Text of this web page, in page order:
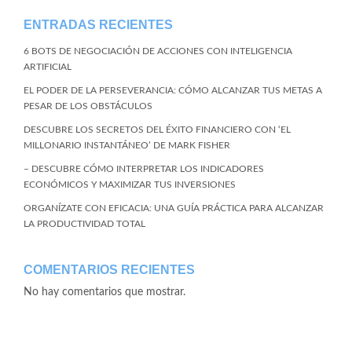
ENTRADAS RECIENTES
6 BOTS DE NEGOCIACIÓN DE ACCIONES CON INTELIGENCIA
ARTIFICIAL
EL PODER DE LA PERSEVERANCIA: CÓMO ALCANZAR TUS METAS A
PESAR DE LOS OBSTÁCULOS
DESCUBRE LOS SECRETOS DEL ÉXITO FINANCIERO CON ‘EL
MILLONARIO INSTANTÁNEO’ DE MARK FISHER
– DESCUBRE CÓMO INTERPRETAR LOS INDICADORES
ECONÓMICOS Y MAXIMIZAR TUS INVERSIONES
ORGANÍZATE CON EFICACIA: UNA GUÍA PRÁCTICA PARA ALCANZAR
LA PRODUCTIVIDAD TOTAL
COMENTARIOS RECIENTES
No hay comentarios que mostrar.